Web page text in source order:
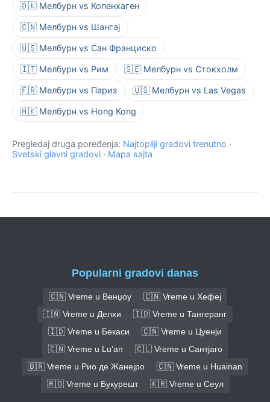
🇩🇰 Мелбурн vs Копенхаген
🇨🇳 Мелбурн vs Шангај
🇺🇸 Мелбурн vs Сан Франциско
🇮🇹 Мелбурн vs Рим 🇸🇪 Мелбурн vs Стокхолм
🇫🇷 Мелбурн vs Париз 🇺🇸 Мелбурн vs Las Vegas
🇭🇰 Мелбурн vs Hong Kong
Pregledaj druga poređenja: Najtopliji gradovi trenutno ·
Svetski glavni gradovi · Mapa sajta
Popularni gradovi danas
🇨🇳 Vreme u Венџоу
🇨🇳 Vreme u Хефеј
🇮🇳 Vreme u Делхи
🇮🇩 Vreme u Тангеранг
🇮🇩 Vreme u Бекаси
🇨🇳 Vreme u Цуенји
🇨🇳 Vreme u Lu’an
🇨🇱 Vreme u Сантјаго
🇧🇷 Vreme u Рио де Жанејро
🇨🇳 Vreme u Huainan
🇷🇴 Vreme u Букурешт
🇰🇷 Vreme u Сеул